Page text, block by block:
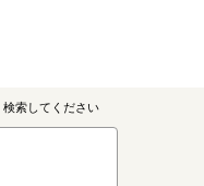
検索してください